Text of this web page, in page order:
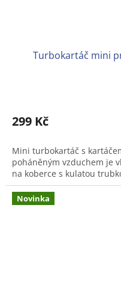
Turbokartáč mini
produktu
je
z
5
hvězdiček.
299 Kč
Mini turbokartáč s
poháněným vzduchem je
na koberce s kulatou
Novinka